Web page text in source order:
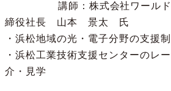
講師：株式会社ワールド
締役社長 山本 景太 氏
・浜松地域の光・電子分野の支援
・浜松工業技術支援センターのレ
介・見学